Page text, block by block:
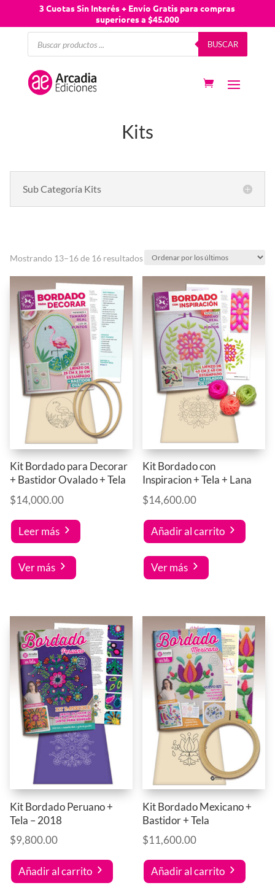
3 Cuotas Sin Interés + Envío Gratis para compras
superiores a $45.000
Búsqueda
productos
BUSCAR
Kits
Sub Categoría Kits
Mostrando 13–16 de 16 resultados
Kit Bordado para Decorar
+ Bastidor Ovalado + Tela
$14,000.00
Leer más
Ver más
Kit Bordado con
Inspiracion + Tela + Lana
$14,600.00
Añadir al carrito
Ver más
Kit Bordado Peruano +
Tela – 2018
$9,800.00
Añadir al carrito
Kit Bordado Mexicano +
Bastidor + Tela
$11,600.00
Añadir al carrito